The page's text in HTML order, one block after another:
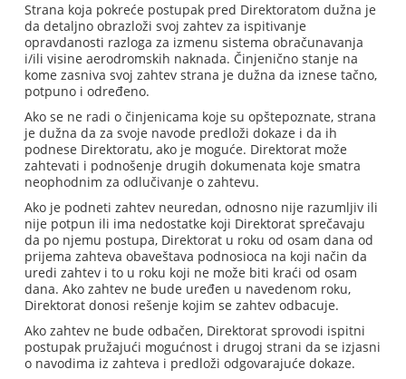
Strana koja pokreće postupak pred Direktoratom dužna je
da detaljno obrazloži svoj zahtev za ispitivanje
opravdanosti razloga za izmenu sistema obračunavanja
i/ili visine aerodromskih naknada. Činjenično stanje na
kome zasniva svoj zahtev strana je dužna da iznese tačno,
potpuno i određeno.
Ako se ne radi o činjenicama koje su opštepoznate, strana
je dužna da za svoje navode predloži dokaze i da ih
podnese Direktoratu, ako je moguće. Direktorat može
zahtevati i podnošenje drugih dokumenata koje smatra
neophodnim za odlučivanje o zahtevu.
Ako je podneti zahtev neuredan, odnosno nije razumljiv ili
nije potpun ili ima nedostatke koji Direktorat sprečavaju
da po njemu postupa, Direktorat u roku od osam dana od
prijema zahteva obaveštava podnosioca na koji način da
uredi zahtev i to u roku koji ne može biti kraći od osam
dana. Ako zahtev ne bude uređen u navedenom roku,
Direktorat donosi rešenje kojim se zahtev odbacuje.
Ako zahtev ne bude odbačen, Direktorat sprovodi ispitni
postupak pružajući mogućnost i drugoj strani da se izjasni
o navodima iz zahteva i predloži odgovarajuće dokaze.